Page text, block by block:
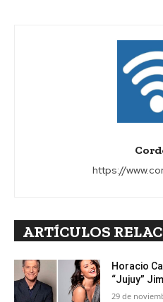
https://
ARTÍCULOS
Horacio
“Jujuy”
29 de